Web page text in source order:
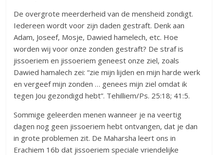
De overgrote meerderheid van de mensheid zondigt.
Iedereen wordt voor zijn daden gestraft. Denk aan
Adam, Joseef, Mosje, Dawied hamelech, etc. Hoe
worden wij voor onze zonden gestraft? De straf is
jissoeriem en jissoeriem geneest onze ziel, zoals
Dawied hamalech zei: “zie mijn lijden en mijn harde werk
en vergeef mijn zonden … genees mijn ziel omdat ik
tegen Jou gezondigd hebt”. Tehilliem/Ps. 25:18; 41:5.
Sommige geleerden menen wanneer je na veertig
dagen nog geen jissoeriem hebt ontvangen, dat je dan
in grote problemen zit. De Maharsha leert ons in
Erachiem 16b dat jissoeriem speciale vriendelijke